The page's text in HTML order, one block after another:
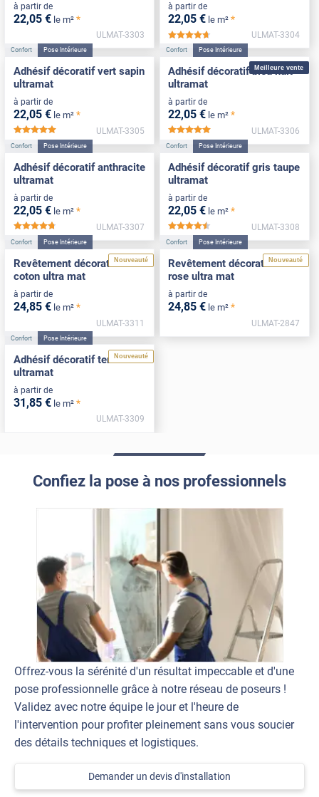
à partir de
22,05 € le m² *
ULMAT-3303
à partir de
22,05 € le m² *
*****
ULMAT-3304
Confort Pose Intérieure
Adhésif décoratif vert sapin
ultramat
à partir de
22,05 € le m² *
ULMAT-3305
Meilleure vente
Confort Pose Intérieure
Adhésif décoratif bleu nuit
ultramat
à partir de
22,05 € le m² *
ULMAT-3306
Confort Pose Intérieure
Adhésif décoratif anthracite
ultramat
à partir de
22,05 € le m² *
*****
ULMAT-3307
Confort Pose Intérieure
Adhésif décoratif gris taupe
ultramat
à partir de
22,05 € le m² *
*****
ULMAT-3308
Nouveauté
Confort Pose Intérieure
Revêtement décoratif blanc
coton ultra mat
à partir de
24,85 € le m² *
ULMAT-3311
Nouveauté
Confort Pose Intérieure
Revêtement décoratif sable
rose ultra mat
à partir de
24,85 € le m² *
ULMAT-2847
Nouveauté
Confort Pose Intérieure
Adhésif décoratif terracotta
ultramat
à partir de
31,85 € le m² *
ULMAT-3309
Confiez la pose à nos professionnels
Offrez-vous la sérénité d'un résultat impeccable et d'une
pose professionnelle grâce à notre réseau de poseurs !
Validez avec notre équipe le jour et l'heure de
l'intervention pour profiter pleinement sans vous soucier
des détails techniques et logistiques.
Demander un devis d'installation